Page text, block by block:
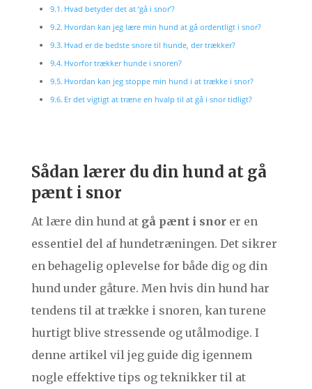
Hvad betyder det at ‘gå i snor’?
Hvordan kan jeg lære min hund at gå ordentligt i snor?
Hvad er de bedste snore til hunde, der trækker?
Hvorfor trækker hunde i snoren?
Hvordan kan jeg stoppe min hund i at trække i snor?
Er det vigtigt at træne en hvalp til at gå i snor tidligt?
Sådan lærer du din hund at gå
pænt i snor
At lære din hund at gå pænt i snorer en
essentiel del af hundetræningen. Det sikrer
en behagelig oplevelse for både dig og din
hund under gåture. Men hvis din hund har
tendens til at trække i snoren, kan turene
hurtigt blive stressende og utålmodige. I
denne artikel vil jeg guide dig igennem
nogle effektive tips og teknikker til at